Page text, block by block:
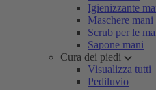
Igienizzante
Maschere mani
Scrub per le
Sapone mani
Cura dei piedi
Visualizza tutti
Pediluvio